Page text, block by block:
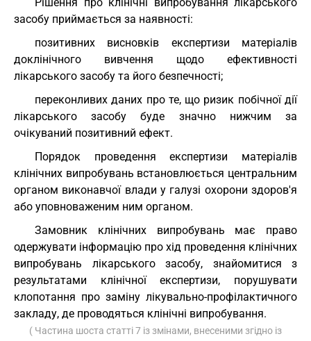
засобу приймається за наявності:
позитивних висновків експертизи матеріалів
доклінічного вивчення щодо ефективності
лікарського засобу та його безпечності;
переконливих даних про те, що ризик побічної дії
лікарського засобу буде значно нижчим за
очікуваний позитивний ефект.
Порядок проведення експертизи матеріалів
клінічних випробувань встановлюється центральним
органом виконавчої влади у галузі охорони здоров'я
або уповноваженим ним органом.
Замовник клінічних випробувань має право
одержувати інформацію про хід проведення клінічних
випробувань лікарського засобу, знайомитися з
результатами клінічної експертизи, порушувати
клопотання про заміну лікувально-профілактичного
закладу, де проводяться клінічні випробування.
( Частина шоста статті 7 із змінами, внесеними згідно із